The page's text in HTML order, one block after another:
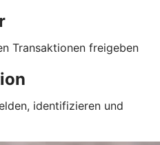
Transaktionen freigeben
identifizieren und